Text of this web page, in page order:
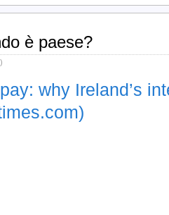
è paese?
why Ireland’s